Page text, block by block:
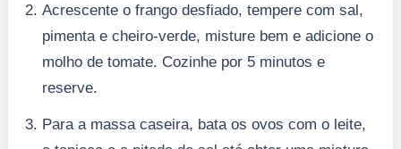
Acrescente o frango desfiado, tempere com sal,
pimenta e cheiro-verde, misture bem e adicione o
molho de tomate. Cozinhe por 5 minutos e
reserve.
Para a massa caseira, bata os ovos com o leite,